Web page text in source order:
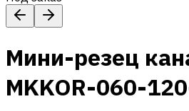
Мини-резец
MKKOR-060-